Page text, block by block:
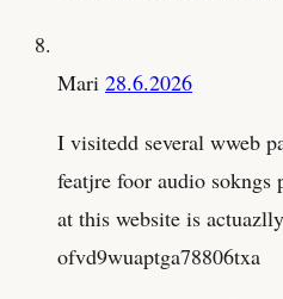
Mari 28.6.2026
I visitedd several wweb
featjre foor audio sokngs
at this website is
ofvd9wuaptga78806txa